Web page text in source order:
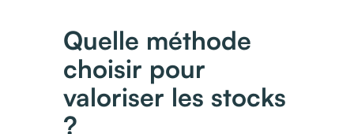
Quelle méthode
choisir pour
valoriser les stocks
?